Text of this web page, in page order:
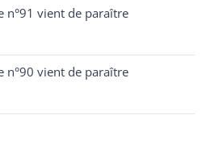
n°91 vient de paraître
n°90 vient de paraître